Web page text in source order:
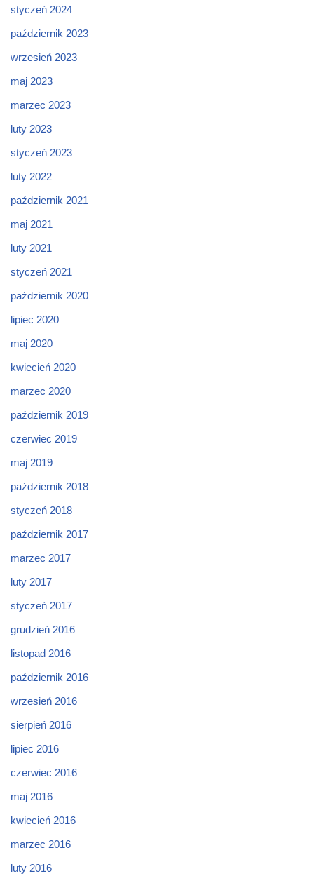
styczeń 2024
październik 2023
wrzesień 2023
maj 2023
marzec 2023
luty 2023
styczeń 2023
luty 2022
październik 2021
maj 2021
luty 2021
styczeń 2021
październik 2020
lipiec 2020
maj 2020
kwiecień 2020
marzec 2020
październik 2019
czerwiec 2019
maj 2019
październik 2018
styczeń 2018
październik 2017
marzec 2017
luty 2017
styczeń 2017
grudzień 2016
listopad 2016
październik 2016
wrzesień 2016
sierpień 2016
lipiec 2016
czerwiec 2016
maj 2016
kwiecień 2016
marzec 2016
luty 2016